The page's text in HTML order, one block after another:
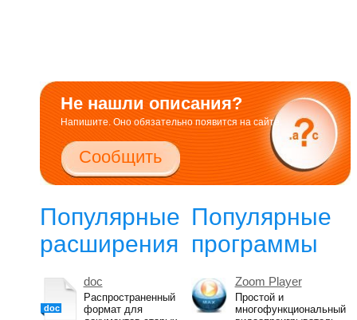
Не нашли описания?
Напишите. Оно обязательно появится на сайте.
Сообщить
Популярные
расширения
doc
doc
Распространенный
формат для
Популярные
программы
Zoom Player
Простой и
многофункциональный